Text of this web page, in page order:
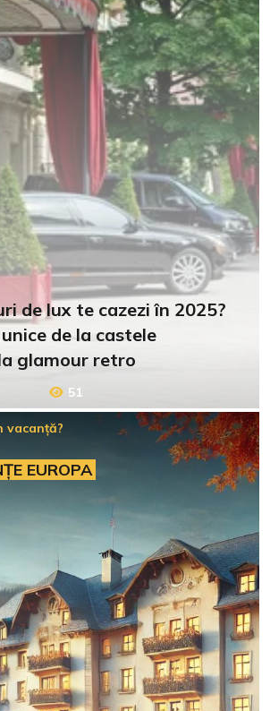
de lux te cazezi în 2025?
de la castele
glamour retro
51
vacanță?
EUROPA